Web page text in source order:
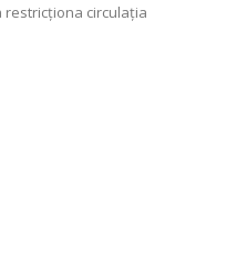
restricţiona circulaţia